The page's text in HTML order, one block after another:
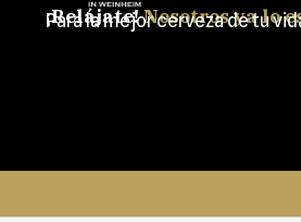
¡Relájate!Nosotros ya lo
Para la mejor cerveza de tu